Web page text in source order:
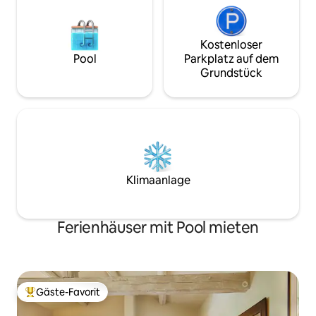
Pool
Kostenloser
Parkplatz auf dem
Grundstück
Klimaanlage
Ferienhäuser mit Pool mieten
Beliebter Gäste-Favorit.
Gäste-Favorit